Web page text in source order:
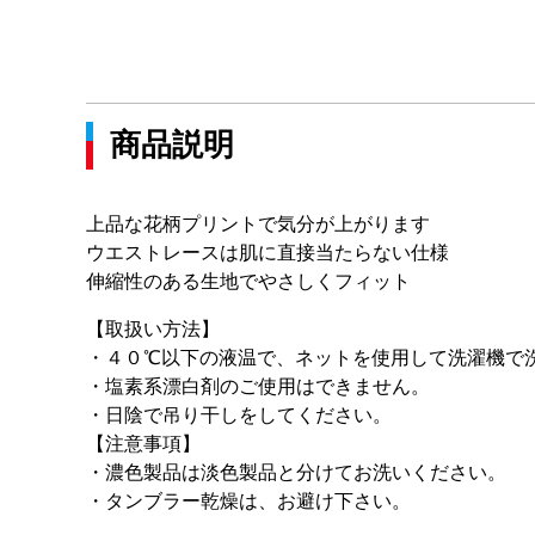
商品説明
上品な花柄プリントで気分が上がります
ウエストレースは肌に直接当たらない仕様
伸縮性のある生地でやさしくフィット
【取扱い方法】
・４０℃以下の液温で、ネットを使用して洗濯機で
・塩素系漂白剤のご使用はできません。
・日陰で吊り干しをしてください。
【注意事項】
・濃色製品は淡色製品と分けてお洗いください。
・タンブラー乾燥は、お避け下さい。